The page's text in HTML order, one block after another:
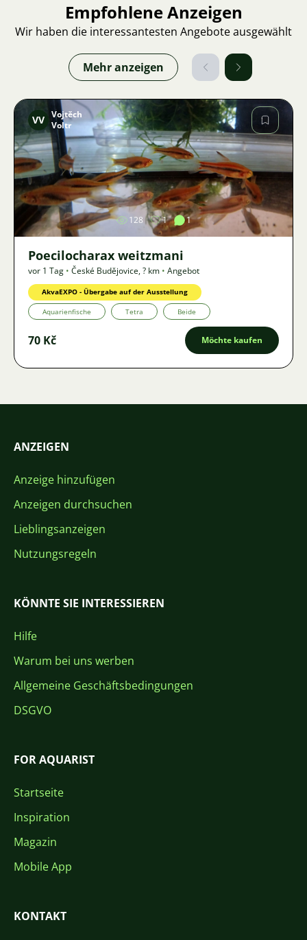
Empfohlene Anzeigen
Wir haben die interessantesten Angebote ausgewählt
Mehr anzeigen
Bild
VV Vojtěch
Voltr
128 1 1
Poecilocharax weitzmani
vor 1 Tag • České Budějovice,? km • Angebot
AkvaEXPO - Übergabe auf der Ausstellung
Aquarienfische Tetra Beide
70 Kč Möchte kaufen
ANZEIGEN
Anzeige hinzufügen
Anzeigen durchsuchen
Lieblingsanzeigen
Nutzungsregeln
KÖNNTE SIE INTERESSIEREN
Hilfe
Warum bei uns werben
Allgemeine Geschäftsbedingungen
DSGVO
FOR AQUARIST
Startseite
Inspiration
Magazin
Mobile App
KONTAKT